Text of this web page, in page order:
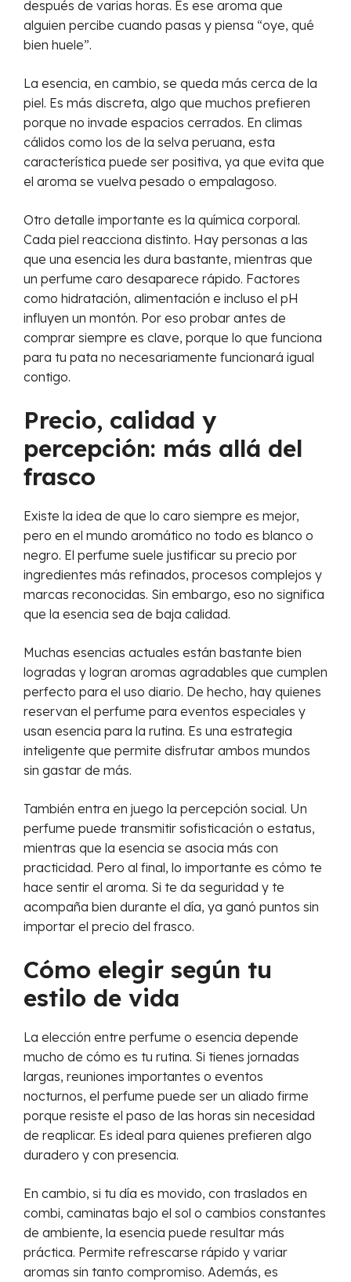
después de varias horas. Es ese aroma que
alguien percibe cuando pasas y piensa “oye, qué
bien huele”.
La esencia, en cambio, se queda más cerca de la
piel. Es más discreta, algo que muchos prefieren
porque no invade espacios cerrados. En climas
cálidos como los de la selva peruana, esta
característica puede ser positiva, ya que evita que
el aroma se vuelva pesado o empalagoso.
Otro detalle importante es la química corporal.
Cada piel reacciona distinto. Hay personas a las
que una esencia les dura bastante, mientras que
un perfume caro desaparece rápido. Factores
como hidratación, alimentación e incluso el pH
influyen un montón. Por eso probar antes de
comprar siempre es clave, porque lo que funciona
para tu pata no necesariamente funcionará igual
contigo.
Precio, calidad y
percepción: más allá del
frasco
Existe la idea de que lo caro siempre es mejor,
pero en el mundo aromático no todo es blanco o
negro. El perfume suele justificar su precio por
ingredientes más refinados, procesos complejos y
marcas reconocidas. Sin embargo, eso no significa
que la esencia sea de baja calidad.
Muchas esencias actuales están bastante bien
logradas y logran aromas agradables que cumplen
perfecto para el uso diario. De hecho, hay quienes
reservan el perfume para eventos especiales y
usan esencia para la rutina. Es una estrategia
inteligente que permite disfrutar ambos mundos
sin gastar de más.
También entra en juego la percepción social. Un
perfume puede transmitir sofisticación o estatus,
mientras que la esencia se asocia más con
practicidad. Pero al final, lo importante es cómo te
hace sentir el aroma. Si te da seguridad y te
acompaña bien durante el día, ya ganó puntos sin
importar el precio del frasco.
Cómo elegir según tu
estilo de vida
La elección entre perfume o esencia depende
mucho de cómo es tu rutina. Si tienes jornadas
largas, reuniones importantes o eventos
nocturnos, el perfume puede ser un aliado firme
porque resiste el paso de las horas sin necesidad
de reaplicar. Es ideal para quienes prefieren algo
duradero y con presencia.
En cambio, si tu día es movido, con traslados en
combi, caminatas bajo el sol o cambios constantes
de ambiente, la esencia puede resultar más
práctica. Permite refrescarse rápido y variar
aromas sin tanto compromiso. Además, es